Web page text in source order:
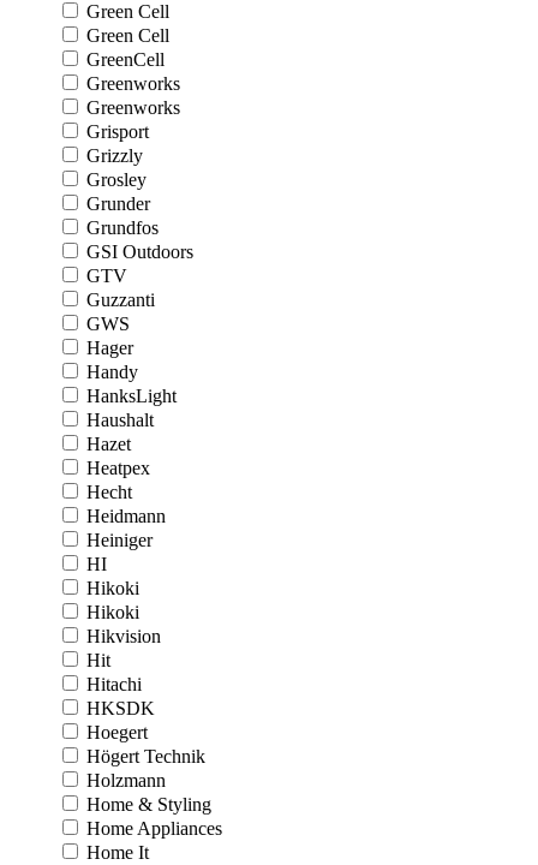
Green Cell
Green Cell
GreenCell
Greenworks
Greenworks
Grisport
Grizzly
Grosley
Grunder
Grundfos
GSI Outdoors
GTV
Guzzanti
GWS
Hager
Handy
HanksLight
Haushalt
Hazet
Heatpex
Hecht
Heidmann
Heiniger
HI
Hikoki
Hikoki
Hikvision
Hit
Hitachi
HKSDK
Hoegert
Högert Technik
Holzmann
Home & Styling
Home Appliances
Home It